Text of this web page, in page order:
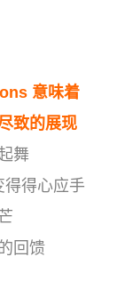
意味着
致的展现
舞
得得心应手
回馈